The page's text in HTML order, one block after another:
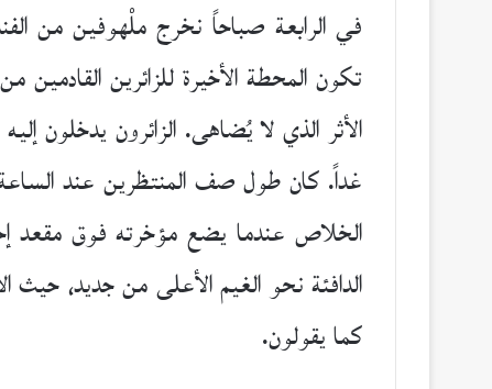
في الرابعة صباحاً نخرج ملْهوفين من
تكون المحطة الأخيرة للزائرين
الأثر الذي لا يُضاهى. الزائرون يدخلون
غداً. كان طول صف المنتظرين عند
الخلاص عندما يضع مؤخرته فوق مقعد
الدافئة نحو الغيم الأعلى من جديد،
كما يقولون.